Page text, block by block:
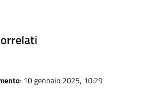
: 10 gennaio 2025, 10:29